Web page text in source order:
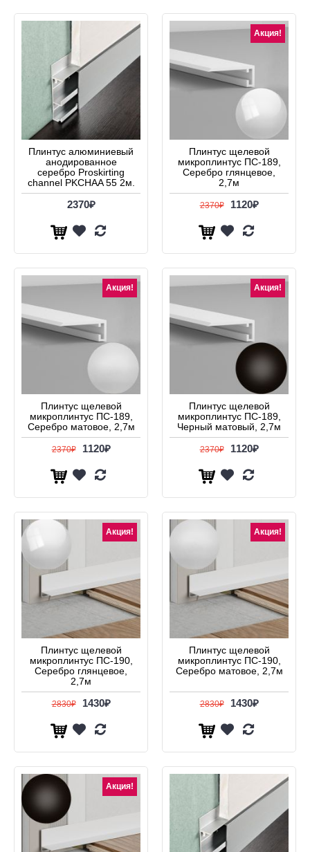
Плинтус алюминиевый
анодированное
серебро Proskirting
channel PKCHAA 55 2м.
2370₽
Акция!
Плинтус щелевой
микроплинтус ПС-189,
Серебро глянцевое,
2,7м
2370₽ 1120₽
Акция!
Плинтус щелевой
микроплинтус ПС-189,
Серебро матовое, 2,7м
2370₽ 1120₽
Акция!
Плинтус щелевой
микроплинтус ПС-189,
Черный матовый, 2,7м
2370₽ 1120₽
Акция!
Плинтус щелевой
микроплинтус ПС-190,
Серебро глянцевое,
2,7м
2830₽ 1430₽
Акция!
Плинтус щелевой
микроплинтус ПС-190,
Серебро матовое, 2,7м
2830₽ 1430₽
Акция!